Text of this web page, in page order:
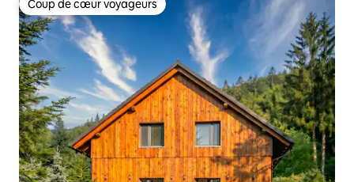
Coup de cœur voyageurs
Coup de cœur voyageurs